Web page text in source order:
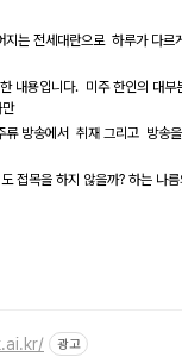
는 전세대란으로 하루가 다르
내용입니다. 미주 한인의 대부
만
류 방송에서 취재 그리고 방송
접목을 하지 않을까? 하는 나
광고